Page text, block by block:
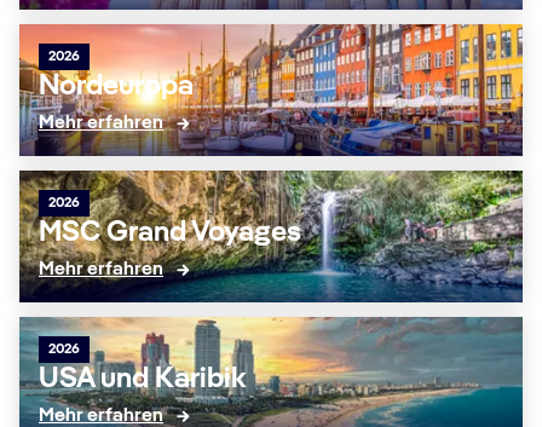
2026
Nordeuropa
Mehr erfahren
2026
MSC Grand Voyages
Mehr erfahren
2026
USA und Karibik
Mehr erfahren